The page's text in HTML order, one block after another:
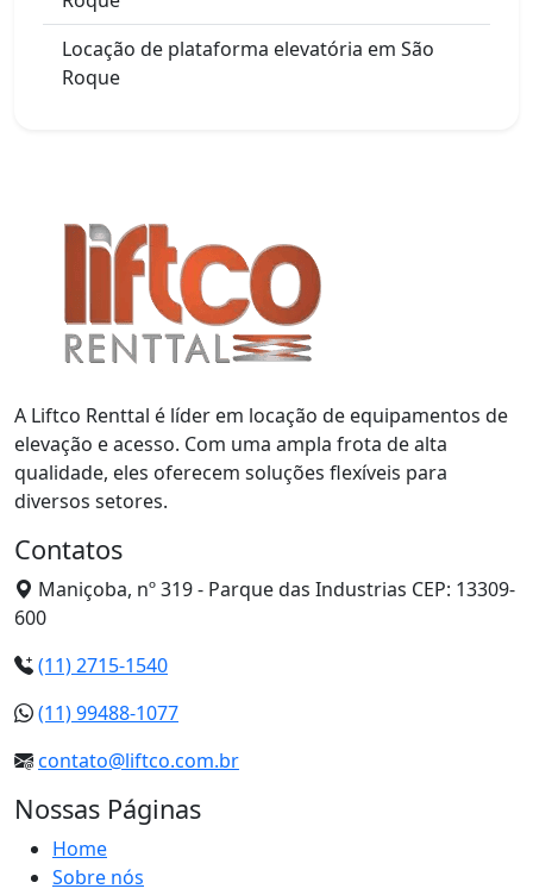
Locação de plataforma elevatória em São
Roque
A Liftco Renttal é líder em locação de equipamentos de
elevação e acesso. Com uma ampla frota de alta
qualidade, eles oferecem soluções flexíveis para
diversos setores.
Contatos
Maniçoba, nº 319 - Parque das Industrias CEP: 13309-
600
(11) 2715-1540
(11) 99488-1077
contato@liftco.com.br
Nossas Páginas
Home
Sobre nós